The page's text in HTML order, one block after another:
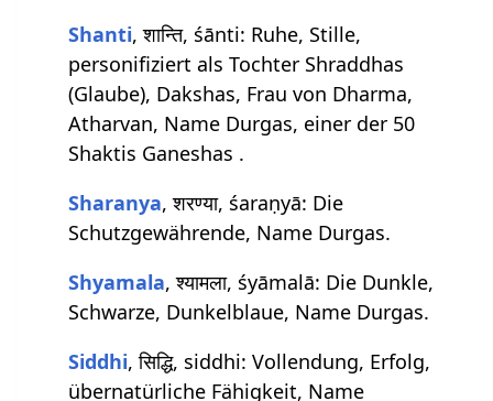
Shanti, शान्ति, śānti: Ruhe, Stille,
personifiziert als Tochter Shraddhas
(Glaube), Dakshas, Frau von Dharma,
Atharvan, Name Durgas, einer der 50
Shaktis Ganeshas .
Sharanya, शरण्या, śaraṇyā: Die
Schutzgewährende, Name Durgas.
Shyamala, श्यामला, śyāmalā: Die Dunkle,
Schwarze, Dunkelblaue, Name Durgas.
Siddhi, सिद्धि, siddhi: Vollendung, Erfolg,
übernatürliche Fähigkeit, Name